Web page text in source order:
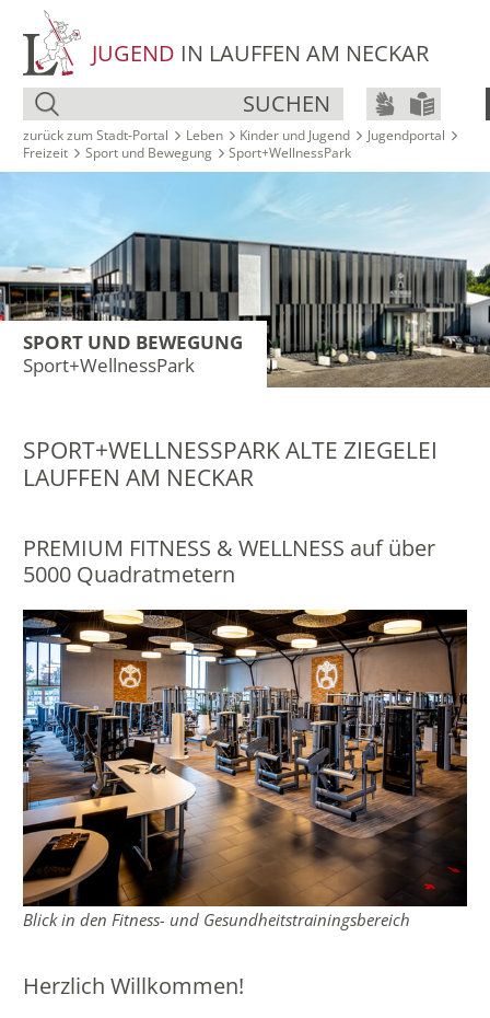
JUGEND IN LAUFFEN AM NECKAR
SUCHEN
zurück zum Stadt‑Portal Leben Kinder und Jugend
Jugendportal
Freizeit
Sport und Bewegung Sport+WellnessPark
SPORT UND BEWEGUNG
Sport+WellnessPark
SPORT+WELLNESSPARK ALTE ZIEGELEI
LAUFFEN AM NECKAR
PREMIUM FITNESS & WELLNESS auf über
5000 Quadratmetern
Blick in den Fitness- und Gesundheitstrainingsbereich
Herzlich Willkommen!